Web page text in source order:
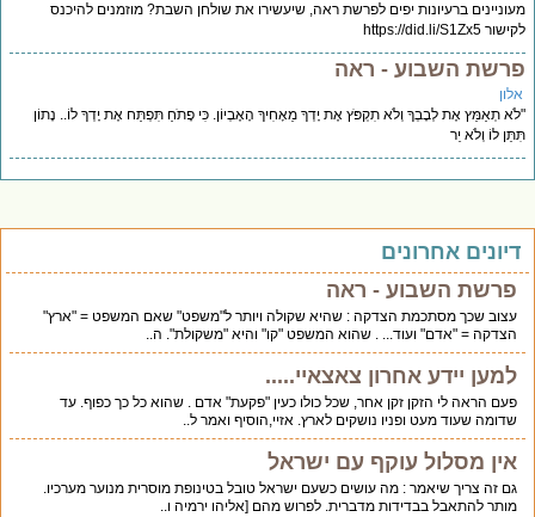
מעוניינים ברעיונות יפים לפרשת ראה, שיעשירו את שולחן השבת? מוזמנים להיכנס
לקישור https://did.li/S1Zx5
פרשת השבוע - ראה
אלון
"לֹא תְאַמֵּץ אֶת לְבָבְךָ וְלֹא תִקְפֹּץ אֶת יָדְךָ מֵאָחִיךָ הָאֶבְיוֹן. כִּי פָתֹחַ תִּפְתַּח אֶת יָדְךָ לוֹ.. נָתוֹן
תִּתֵּן לוֹ וְלֹא יֵר
דיונים אחרונים
פרשת השבוע - ראה
עצוב שכך מסתכמת הצדקה : שהיא שקולה ויותר ל"משפט" שאם המשפט = "ארץ"
הצדקה = "אדם" ועוד... . שהוא המשפט "קו" והיא "משקולת". ה..
למען יידע אחרון צאצאיי.....
פעם הראה לי הזקן זקן אחר, שכל כולו כעין "פקעת" אדם . שהוא כל כך כפוף. עד
שדומה שעוד מעט ופניו נושקים לארץ. אזיי,הוסיף ואמר ל..
אין מסלול עוקף עם ישראל
גם זה צריך שיאמר : מה עושים כשעם ישראל טובל בטינופת מוסרית מנוער מערכיו.
מותר להתאבל בבדידות מדברית. לפרוש מהם [אליהו ירמיה ו..